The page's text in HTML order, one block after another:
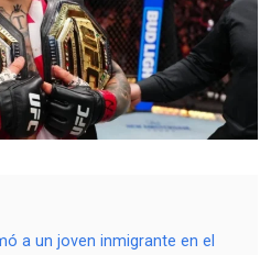
a un joven inmigrante en el